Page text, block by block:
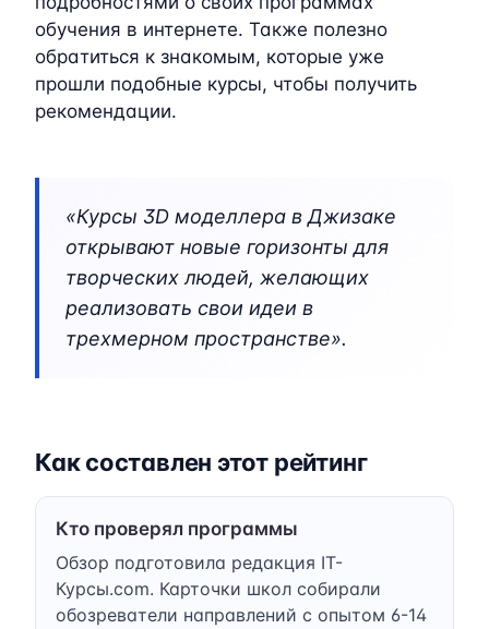
обучения в интернете. Также полезно
обратиться к знакомым, которые уже
прошли подобные курсы, чтобы получить
рекомендации.
«Курсы 3D моделлера в Джизаке
открывают новые горизонты для
творческих людей, желающих
реализовать свои идеи в
трехмерном пространстве».
Как составлен этот рейтинг
Кто проверял программы
Обзор подготовила редакция IT-
Курсы.com. Карточки школ собирали
обозреватели направлений с опытом 6-14